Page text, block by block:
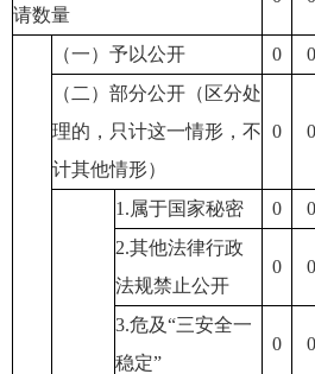
请数量
（一）予以公开 0 0
（二）部分公开（区分处
理的，只计这一情形，不
计其他情形）
0 0
1.属于国家秘密 0 0
2.其他法律行政
法规禁止公开
0 0
3.危及“三安全一
稳定”
0 0